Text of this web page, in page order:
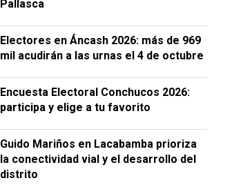
Pallasca
Electores en Áncash 2026: más de 969
mil acudirán a las urnas el 4 de octubre
Encuesta Electoral Conchucos 2026:
participa y elige a tu favorito
Guido Mariños en Lacabamba prioriza
la conectividad vial y el desarrollo del
distrito